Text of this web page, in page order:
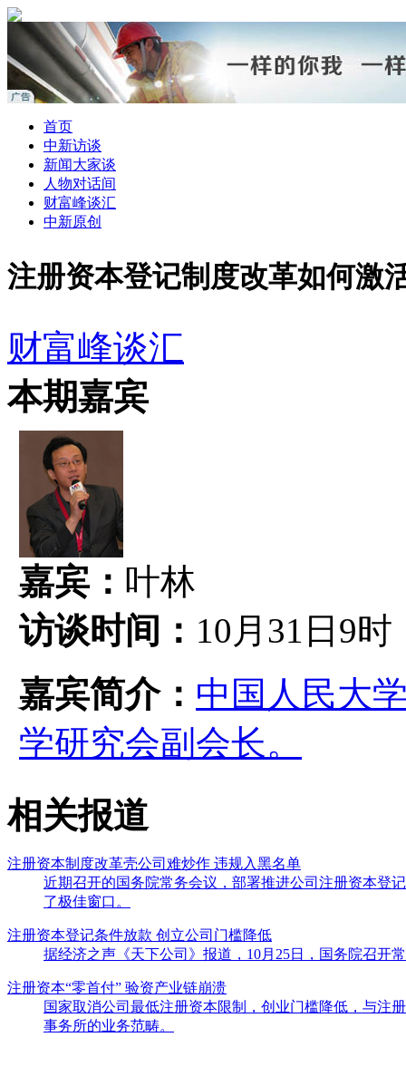
首页
中新访谈
新闻大家谈
人物对话间
财富峰谈汇
中新原创
注册资本登记制度改革如何激
财富峰谈汇
本期嘉宾
嘉宾： 叶林
访谈时间： 10月31日9时
嘉宾简介： 中国人民大
学研究会副会长。
相关报道
注册资本制度改革壳公司难炒作 违规入黑名单
近期召开的国务院常务会议，部署推进公司注册资本登
了极佳窗口。
注册资本登记条件放款 创立公司门槛降低
据经济之声《天下公司》报道，10月25日，国务院召开
注册资本“零首付” 验资产业链崩溃
国家取消公司最低注册资本限制，创业门槛降低，与注
事务所的业务范畴。